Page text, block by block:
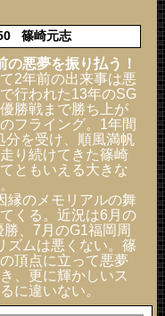
篠崎元志
の悪夢を振り払う！
2年前の出来事は悪
行われた13年のSG
勝戦まで勝ち上が
フライング。1年間
分を受け、順風満帆
り続けてきた篠崎
ともいえる大きな
縁のメモリアルの舞
くる。近況は6月の
、7月のG1福岡周
ズムは悪くない。篠
頂点に立って悪夢
、更に輝かしいス
に違いない。